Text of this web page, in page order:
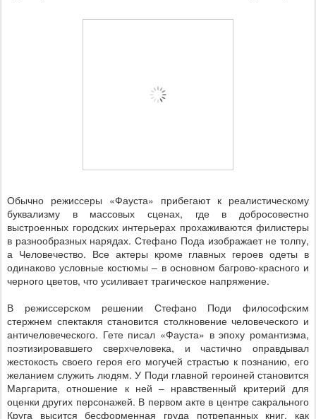
Обычно режиссеры «Фауста» прибегают к реалистическому
буквализму в массовых сценах, где в добросовестно
выстроенных городских интерьерах прохаживаются филистеры
в разнообразных нарядах. Стефано Пода изображает не толпу,
а Человечество. Все актеры кроме главных героев одеты в
одинаково условные костюмы – в основном багрово-красного и
черного цветов, что усиливает трагическое напряжение.
В режиссерском решении Стефано Поди философским
стержнем спектакля становится столкновение человеческого и
античеловеческого. Гете писал «Фауста» в эпоху романтизма,
поэтизировавшего сверхчеловека, и частично оправдывал
жестокость своего героя его могучей страстью к познанию, его
желанием служить людям. У Поди главной героиней становится
Маргарита, отношение к ней – нравственный критерий для
оценки других персонажей. В первом акте в центре сакрального
Круга высится бесформенная груда потрепанных книг, как